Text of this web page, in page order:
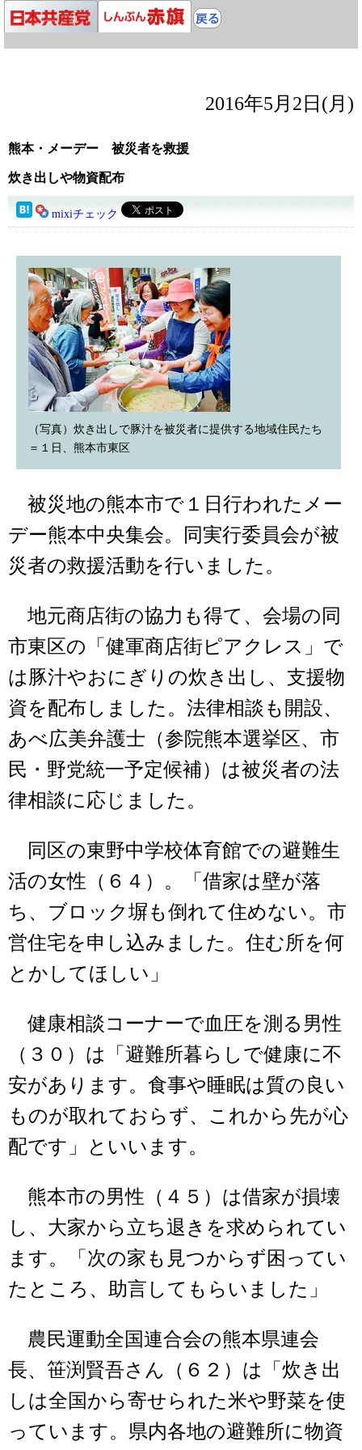
2016年5月2日(月)
熊本・メーデー 被災者を救援
炊き出しや物資配布
mixiチェック
（写真）炊き出しで豚汁を被災者に提供する地域住民たち
＝１日、熊本市東区
被災地の熊本市で１日行われたメー
デー熊本中央集会。同実行委員会が被
災者の救援活動を行いました。
地元商店街の協力も得て、会場の同
市東区の「健軍商店街ピアクレス」で
は豚汁やおにぎりの炊き出し、支援物
資を配布しました。法律相談も開設、
あべ広美弁護士（参院熊本選挙区、市
民・野党統一予定候補）は被災者の法
律相談に応じました。
同区の東野中学校体育館での避難生
活の女性（６４）。「借家は壁が落
ち、ブロック塀も倒れて住めない。市
営住宅を申し込みました。住む所を何
とかしてほしい」
健康相談コーナーで血圧を測る男性
（３０）は「避難所暮らしで健康に不
安があります。食事や睡眠は質の良い
ものが取れておらず、これから先が心
配です」といいます。
熊本市の男性（４５）は借家が損壊
し、大家から立ち退きを求められてい
ます。「次の家も見つからず困ってい
たところ、助言してもらいました」
農民運動全国連合会の熊本県連会
長、笹渕賢吾さん（６２）は「炊き出
しは全国から寄せられた米や野菜を使
っています。県内各地の避難所に物資